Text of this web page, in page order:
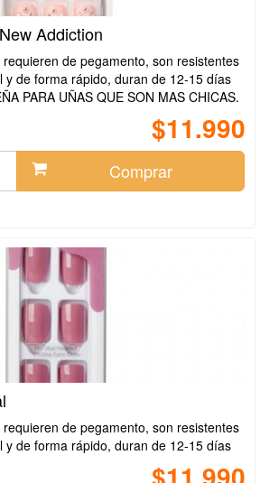
Addiction
de pegamento, son resistentes
y de forma rápido, duran de 12-15 días
PARA UÑAS QUE SON MAS CHICAS.
$11.990
Comprar
de pegamento, son resistentes
y de forma rápido, duran de 12-15 días